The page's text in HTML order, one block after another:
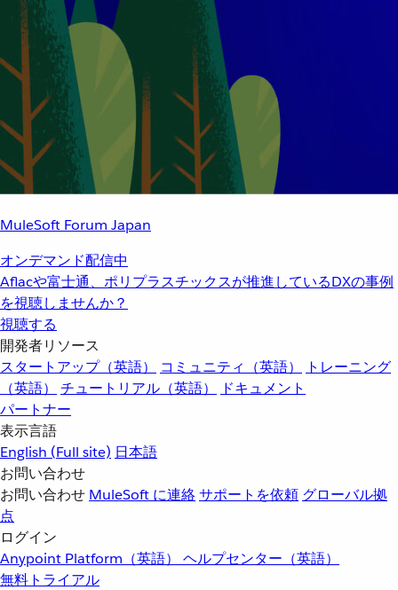
MuleSoft Forum Japan
オンデマンド配信中
Aflacや富士通、ポリプラスチックスが推進しているDXの事例
を視聴しませんか？
視聴する
開発者リソース
スタートアップ（英語）
コミュニティ（英語）
トレーニング
（英語）
チュートリアル（英語）
ドキュメント
パートナー
表示言語
English (Full site) 日本語
お問い合わせ
お問い合わせ MuleSoft に連絡サポートを依頼 グローバル拠
点
ログイン
Anypoint Platform（英語） ヘルプセンター（英語）
無料トライアル